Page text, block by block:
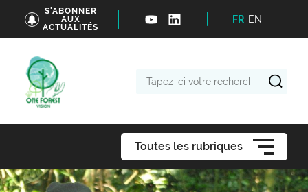
S'ABONNER
AUX
ACTUALITÉS
FR EN
Toutes les rubriques